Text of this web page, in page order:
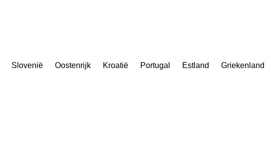
Slovenië Oostenrijk Kroatië Portugal Estland
Griekenland